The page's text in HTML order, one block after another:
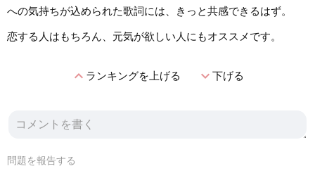
への気持ちが込められた歌詞には、きっと共感できるはず。
恋する人はもちろん、元気が欲しい人にもオススメです。
expand_lessランキングを上げる expand_more下げる
問題を報告する